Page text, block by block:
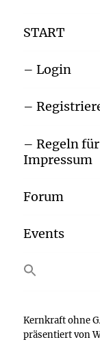
START
– Login
–
– Regeln
Impressum
Forum
Events
Search
for:
SEARCH BUTTON
Kernkraft ohne
präsentiert von